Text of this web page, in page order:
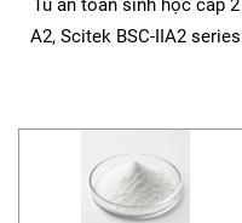
Tủ an toàn sinh học cấp 2
A2, Scitek BSC-IIA2 series